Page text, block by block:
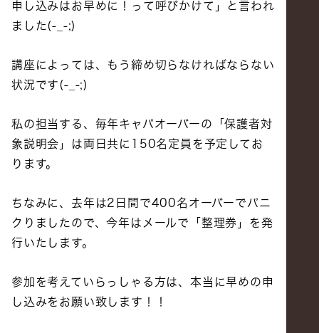
申し込みはお早めに！って呼びかけて」と言われ
ました(-_-;)
講座によっては、もう締め切らなければならない
状況です(-_-;)
私の担当する、毎年キャパオーバーの「保護者対
象説明会」は両日共に150名定員を予定してお
ります。
ちなみに、去年は2日間で400名オーバーでパニ
クりましたので、今年はメールで「整理券」を発
行いたします。
参加を考えていらっしゃる方は、本当に早めの申
し込みをお願い致します！！